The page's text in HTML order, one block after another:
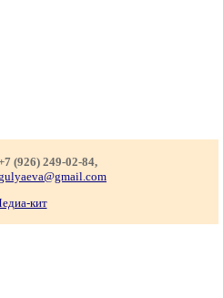
(926) 249-02-84,
кит